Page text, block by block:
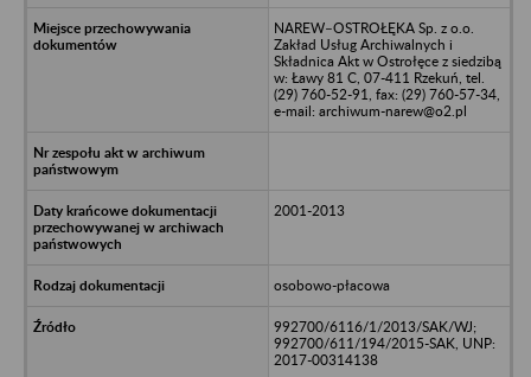
NAREW–OSTROŁĘKA Sp. z o.o.
Zakład Usług Archiwalnych i
Składnica Akt w Ostrołęce z siedzibą
w: Ławy 81 C, 07-411 Rzekuń, tel.
(29) 760-52-91, fax: (29) 760-57-34,
e-mail: archiwum-narew@o2.pl
2001-2013
osobowo-płacowa
992700/6116/1/2013/SAK/WJ;
992700/611/194/2015-SAK, UNP:
2017-00314138